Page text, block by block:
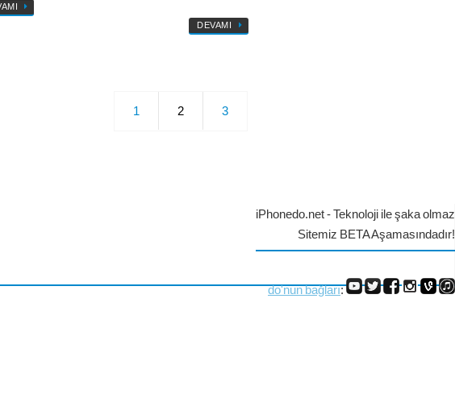
DEVAMI
1 2 3
iPhonedo.net - Teknoloji ile şaka olmaz
Sitemiz BETA Aşamasındadır!
do'nun bağları: